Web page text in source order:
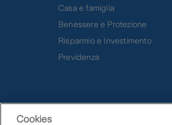
Casa e famiglia
Benessere e Protezione
Risparmio e Investimento
Previdenza
Cookies